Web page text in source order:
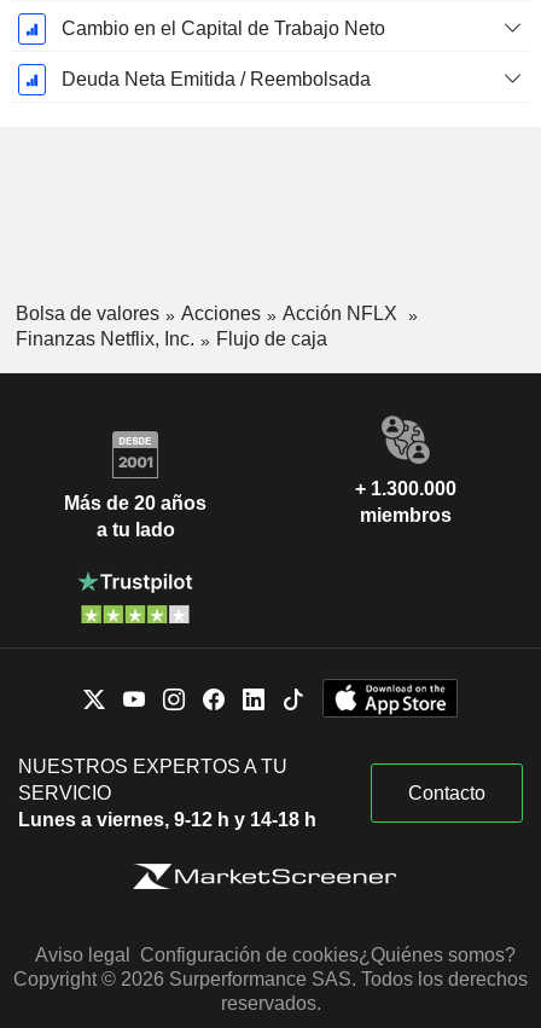
Cambio en el Capital de Trabajo Neto
Deuda Neta Emitida / Reembolsada
Bolsa de valores Acciones
Acción NFLX
Finanzas Netflix, Inc.
Flujo de caja
Más de 20 años
a tu lado
+ 1.300.000
miembros
NUESTROS EXPERTOS A TU
SERVICIO
Lunes a viernes, 9-12 h y 14-18 h
Contacto
Aviso legal Configuración de cookies¿Quiénes somos?
Copyright © 2026 Surperformance SAS. Todos los derechos
reservados.